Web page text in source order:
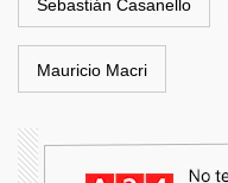
Sebastián Casanello
Mauricio Macri